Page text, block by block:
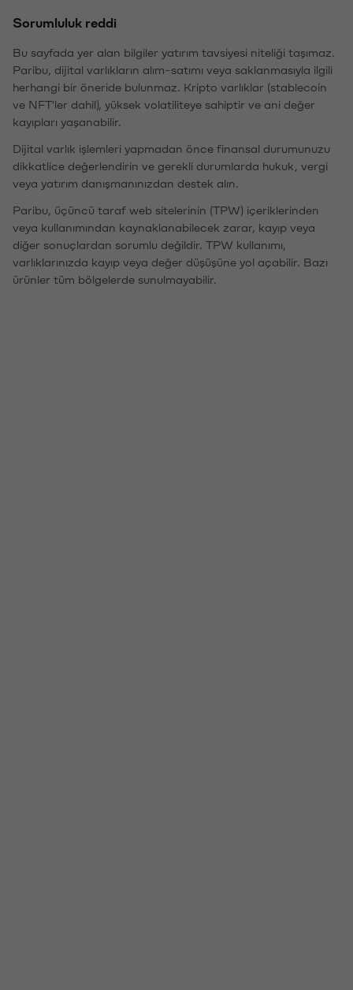
Sorumluluk reddi
Bu sayfada yer alan bilgiler yatırım tavsiyesi niteliği taşımaz.
Paribu, dijital varlıkların alım-satımı veya saklanmasıyla ilgili
herhangi bir öneride bulunmaz. Kripto varlıklar (stablecoin
ve NFT'ler dahil), yüksek volatiliteye sahiptir ve ani değer
kayıpları yaşanabilir.
Dijital varlık işlemleri yapmadan önce finansal durumunuzu
dikkatlice değerlendirin ve gerekli durumlarda hukuk, vergi
veya yatırım danışmanınızdan destek alın.
Paribu, üçüncü taraf web sitelerinin (TPW) içeriklerinden
veya kullanımından kaynaklanabilecek zarar, kayıp veya
diğer sonuçlardan sorumlu değildir. TPW kullanımı,
varlıklarınızda kayıp veya değer düşüşüne yol açabilir. Bazı
ürünler tüm bölgelerde sunulmayabilir.